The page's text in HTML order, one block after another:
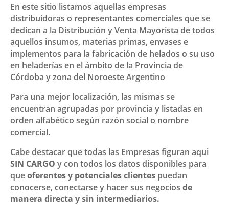
En este sitio listamos aquellas empresas
distribuidoras o representantes comerciales que se
dedican a la Distribución y Venta Mayorista de todos
aquellos insumos, materias primas, envases e
implementos para la fabricación de helados o su uso
en heladerías en el ámbito de la Provincia de
Córdoba y zona del Noroeste Argentino
Para una mejor localización, las mismas se
encuentran agrupadas por provincia y listadas en
orden alfabético según razón social o nombre
comercial.
Cabe destacar que todas las Empresas figuran aqui
SIN CARGO y con todos los datos disponibles para
queoferentes y potenciales clientes puedan
conocerse, conectarse y hacer sus negociosde
manera directa y sin intermediarios.